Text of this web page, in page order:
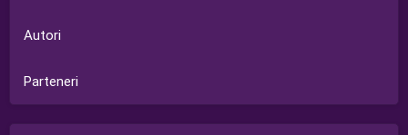
Autori
Parteneri